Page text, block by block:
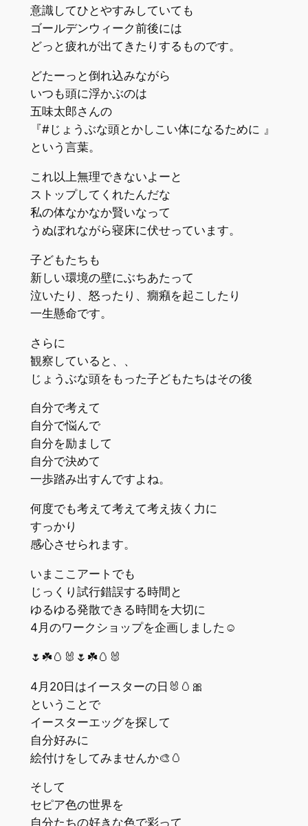
意識してひとやすみしていても
ゴールデンウィーク前後には
どっと疲れが出てきたりするものです。
どたーっと倒れ込みながら
いつも頭に浮かぶのは
五味太郎さんの
『#じょうぶな頭とかしこい体になるために 』
という言葉。
これ以上無理できないよーと
ストップしてくれたんだな
私の体なかなか賢いなって
うぬぼれながら寝床に伏せっています。
子どもたちも
新しい環境の壁にぶちあたって
泣いたり、怒ったり、癇癪を起こしたり
一生懸命です。
さらに
観察していると、、
じょうぶな頭をもった子どもたちはその後
自分で考えて
自分で悩んで
自分を励まして
自分で決めて
一歩踏み出すんですよね。
何度でも考えて考えて考え抜く力に
すっかり
感心させられます。
いまここアートでも
じっくり試行錯誤する時間と
ゆるゆる発散できる時間を大切に
4月のワークショップを企画しました☺️
🌷☘️🥚🐰🌷☘️🥚🐰
4月20日はイースターの日🐰🥚🎀
ということで
イースターエッグを探して
自分好みに
絵付けをしてみませんか🎨🥚
そして
セピア色の世界を
自分たちの好きな色で彩って